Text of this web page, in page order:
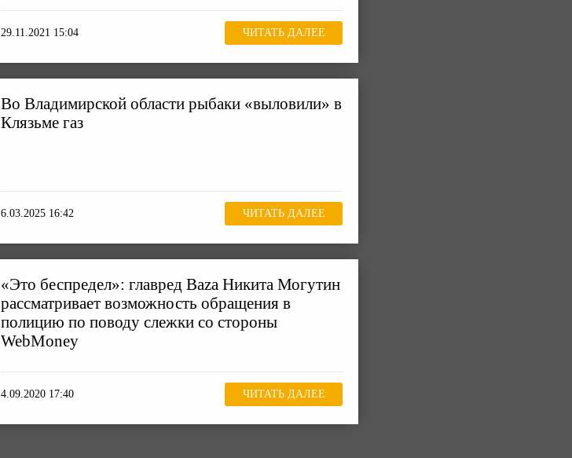
29.11.2021 15:04 ЧИТАТЬ ДАЛЕЕ
Во Владимирской области рыбаки «выловили» в
Клязьме газ
6.03.2025 16:42 ЧИТАТЬ ДАЛЕЕ
«Это беспредел»: главред Baza Никита Могутин
рассматривает возможность обращения в
полицию по поводу слежки со стороны
WebMoney
4.09.2020 17:40 ЧИТАТЬ ДАЛЕЕ